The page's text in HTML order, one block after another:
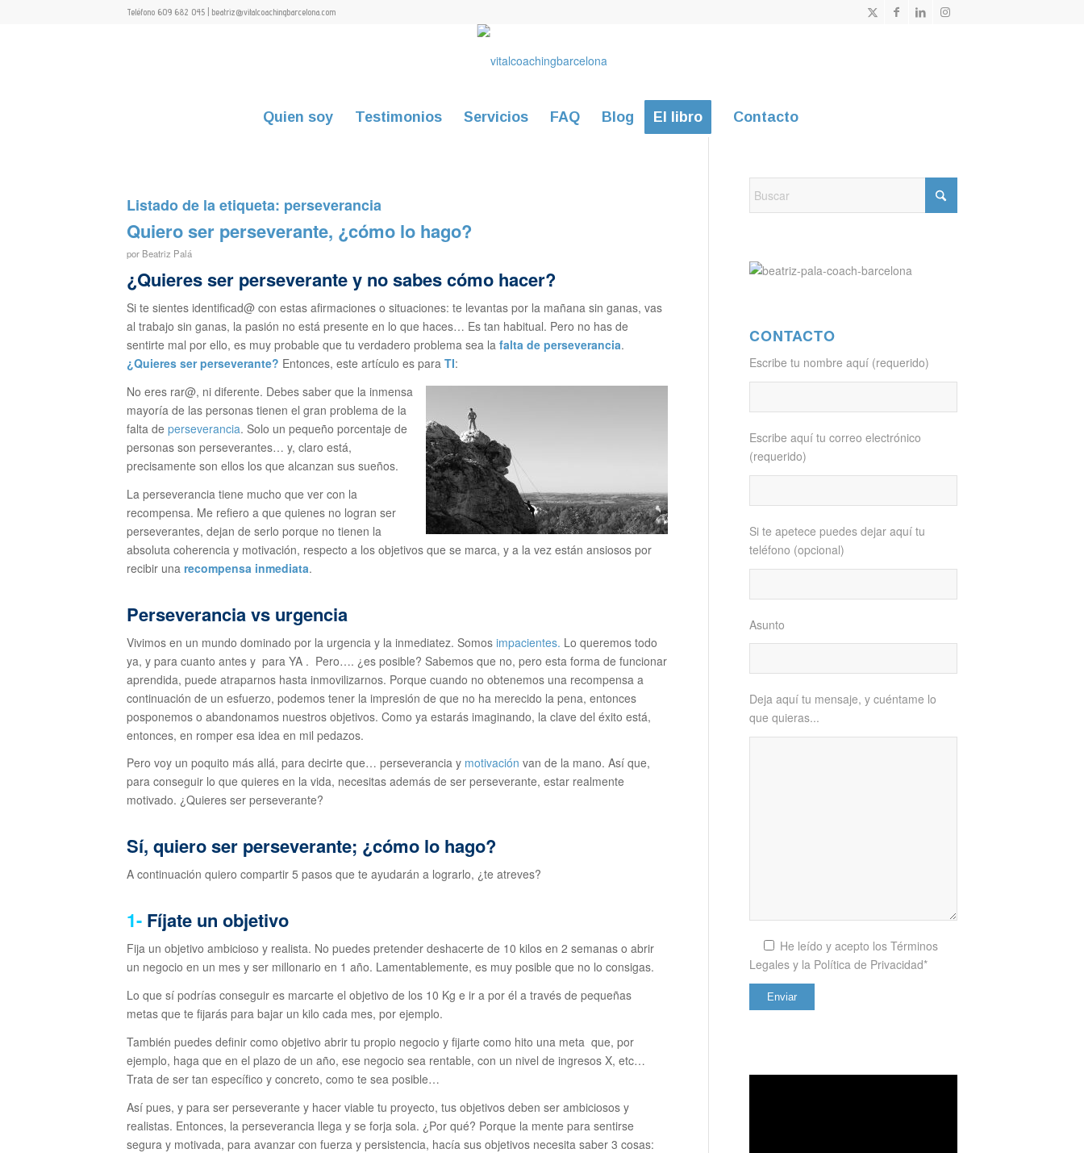
Teléfono 609 682 045 | beatriz@vitalcoachingbarcelona.com
Quien soy Testimonios Servicios FAQ Blog El libro Contacto
Listado de la etiqueta: perseverancia
Quiero ser perseverante, ¿cómo lo hago?
por Beatriz Palá
¿Quieres ser perseverante y no sabes cómo hacer?
Si te sientes identificad@ con estas afirmaciones o situaciones: te levantas por la mañana sin ganas, vas
al trabajo sin ganas, la pasión no está presente en lo que haces… Es tan habitual. Pero no has de
sentirte mal por ello, es muy probable que tu verdadero problema sea la falta de perseverancia.
¿Quieres ser perseverante? Entonces, este artículo es para TI:
No eres rar@, ni diferente. Debes saber que la inmensa
mayoría de las personas tienen el gran problema de la
falta de perseverancia. Solo un pequeño porcentaje de
personas son perseverantes… y, claro está,
precisamente son ellos los que alcanzan sus sueños.
La perseverancia tiene mucho que ver con la
recompensa. Me refiero a que quienes no logran ser
perseverantes, dejan de serlo porque no tienen la
absoluta coherencia y motivación, respecto a los objetivos que se marca, y a la vez están ansiosos por
recibir una recompensa inmediata.
Perseverancia vs urgencia
Vivimos en un mundo dominado por la urgencia y la inmediatez. Somos impacientes. Lo queremos todo
ya, y para cuanto antes y para YA . Pero…. ¿es posible? Sabemos que no, pero esta forma de funcionar
aprendida, puede atraparnos hasta inmovilizarnos. Porque cuando no obtenemos una recompensa a
continuación de un esfuerzo, podemos tener la impresión de que no ha merecido la pena, entonces
posponemos o abandonamos nuestros objetivos. Como ya estarás imaginando, la clave del éxito está,
entonces, en romper esa idea en mil pedazos.
Pero voy un poquito más allá, para decirte que… perseverancia y motivación van de la mano. Así que,
para conseguir lo que quieres en la vida, necesitas además de ser perseverante, estar realmente
motivado. ¿Quieres ser perseverante?
Sí, quiero ser perseverante; ¿cómo lo hago?
A continuación quiero compartir 5 pasos que te ayudarán a lograrlo, ¿te atreves?
1- Fíjate un objetivo
Fija un objetivo ambicioso y realista. No puedes pretender deshacerte de 10 kilos en 2 semanas o abrir
un negocio en un mes y ser millonario en 1 año. Lamentablemente, es muy posible que no lo consigas.
Lo que sí podrías conseguir es marcarte el objetivo de los 10 Kg e ir a por él a través de pequeñas
metas que te fijarás para bajar un kilo cada mes, por ejemplo.
También puedes definir como objetivo abrir tu propio negocio y fijarte como hito una meta que, por
ejemplo, haga que en el plazo de un año, ese negocio sea rentable, con un nivel de ingresos X, etc…
Trata de ser tan específico y concreto, como te sea posible…
Así pues, y para ser perseverante y hacer viable tu proyecto, tus objetivos deben ser ambiciosos y
realistas. Entonces, la perseverancia llega y se forja sola. ¿Por qué? Porque la mente para sentirse
segura y motivada, para avanzar con fuerza y persistencia, hacía sus objetivos necesita saber 3 cosas:
CONTACTO
Escribe tu nombre aquí (requerido)
Escribe aquí tu correo electrónico
(requerido)
Si te apetece puedes dejar aquí tu
teléfono (opcional)
Asunto
Deja aquí tu mensaje, y cuéntame lo
que quieras...
He leído y acepto los Términos
Legales y la Política de Privacidad*